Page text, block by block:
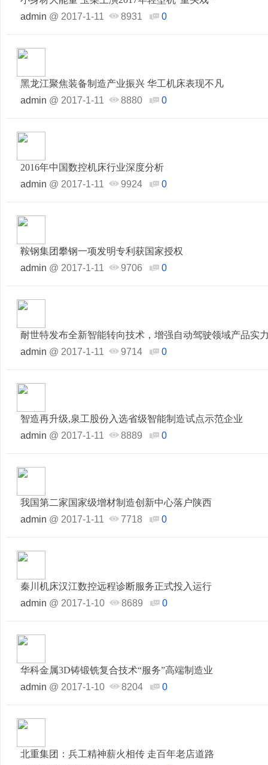
admin @ 2017-1-11 8931 0
黑龙江聚焦装备制造产业振兴 华工机床表现不凡
admin @ 2017-1-11 8880 0
2016年中国数控机床行业深度分析
admin @ 2017-1-11 9924 0
鞍钢集团攀钢一项发明专利获国家授权
admin @ 2017-1-11 9706 0
耐世特发布全新智能转向技术，增强自动驾驶领域产品实
admin @ 2017-1-11 9714 0
智造再升级,泉工股份入选省级智能制造试点示范企业
admin @ 2017-1-11 8889 0
我国第二家国家级增材制造创新中心落户陕西
admin @ 2017-1-11 7718 0
秦川机床汉江数控远程诊断服务正式投入运行
admin @ 2017-1-10 8689 0
华科金属3D铸锻铣复合技术“服务”高端制造业
admin @ 2017-1-10 8204 0
北重集团：兵工精神薪火相传 走百年老店道路